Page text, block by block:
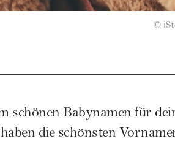
©
schönen Babynamen für
die schönsten